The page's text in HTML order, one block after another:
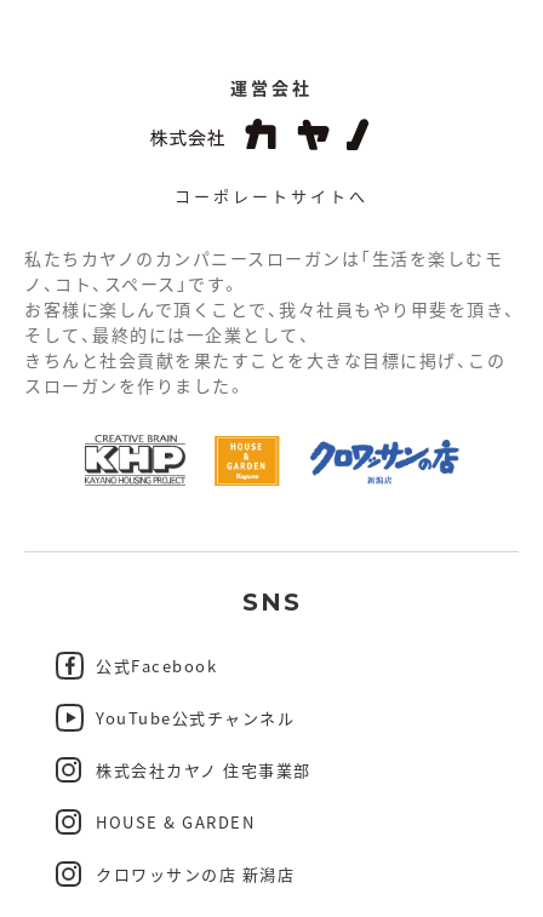
運営会社
コーポレートサイトへ
私たちカヤノのカンパニースローガンは「生活を楽しむモ
ノ、コト、スペース」です。
お客様に楽しんで頂くことで、我々社員もやり甲斐を頂き、
そして、最終的には一企業として、
きちんと社会貢献を果たすことを大きな目標に掲げ、この
スローガンを作りました。
SNS
公式Facebook
YouTube公式チャンネル
株式会社カヤノ 住宅事業部
HOUSE & GARDEN
クロワッサンの店 新潟店